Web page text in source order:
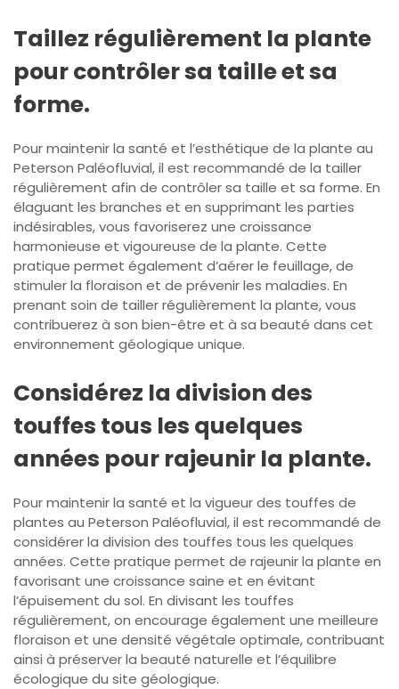
Taillez régulièrement la plante
pour contrôler sa taille et sa
forme.
Pour maintenir la santé et l’esthétique de la plante au
Peterson Paléofluvial, il est recommandé de la tailler
régulièrement afin de contrôler sa taille et sa forme. En
élaguant les branches et en supprimant les parties
indésirables, vous favoriserez une croissance
harmonieuse et vigoureuse de la plante. Cette
pratique permet également d’aérer le feuillage, de
stimuler la floraison et de prévenir les maladies. En
prenant soin de tailler régulièrement la plante, vous
contribuerez à son bien-être et à sa beauté dans cet
environnement géologique unique.
Considérez la division des
touffes tous les quelques
années pour rajeunir la plante.
Pour maintenir la santé et la vigueur des touffes de
plantes au Peterson Paléofluvial, il est recommandé de
considérer la division des touffes tous les quelques
années. Cette pratique permet de rajeunir la plante en
favorisant une croissance saine et en évitant
l’épuisement du sol. En divisant les touffes
régulièrement, on encourage également une meilleure
floraison et une densité végétale optimale, contribuant
ainsi à préserver la beauté naturelle et l’équilibre
écologique du site géologique.